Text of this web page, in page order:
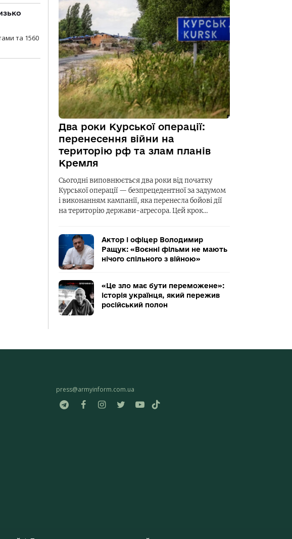
та 1560
Два роки Курської операції:
перенесення війни на
територію рф та злам планів
Кремля
Сьогодні виповнюється два роки від початку
Курської операції — безпрецедентної за задумом
і виконанням кампанії, яка перенесла бойові дії
на територію держави-агресора. Цей крок…
Актор і офіцер Володимир
Ращук: «Воєнні фільми не мають
нічого спільного з війною»
«Це зло має бути переможене»:
історія українця, який пережив
російський полон
press@armyinform.com.ua